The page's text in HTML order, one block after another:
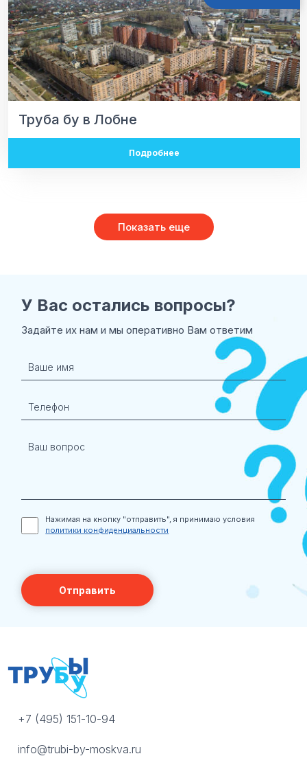
Труба бу в Лобне
Подробнее
Показать еще
У Вас остались вопросы?
Задайте их нам и мы оперативно Вам ответим
Нажимая на кнопку "отправить", я принимаю условия
политики конфиденциальности
+7 (495) 151-10-94
info@trubi-by-moskva.ru